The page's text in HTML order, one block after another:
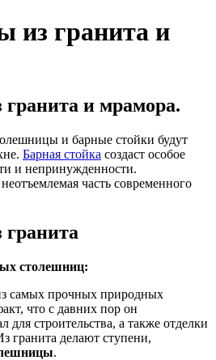
из гранита и
и мрамора.
и барные стойки будут
Барная стойка создаст особое
и непринужденности.
часть современного
столешниц:
самых прочных природных
что с давних пор он
для строительства, а также отделки
гранита делают ступени,
.